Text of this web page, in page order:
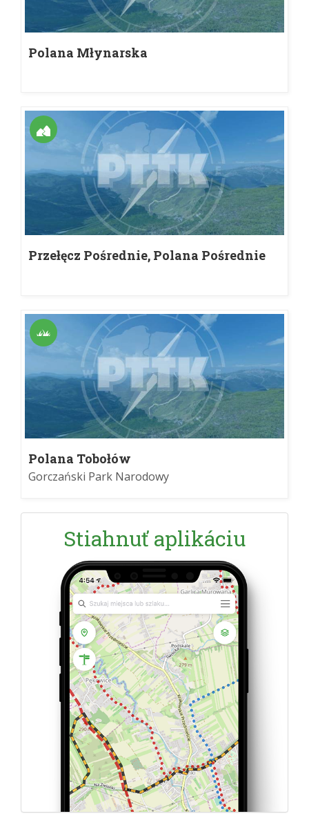
Polana Młynarska
Przełęcz Pośrednie, Polana Pośrednie
Polana Tobołów
Gorczański Park Narodowy
Stiahnuť aplikáciu